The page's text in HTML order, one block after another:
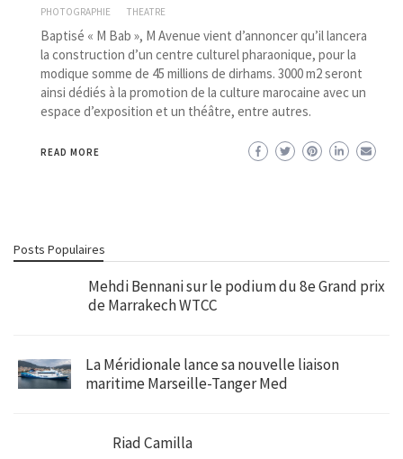
PHOTOGRAPHIE
THEATRE
Baptisé « M Bab », M Avenue vient d’annoncer qu’il lancera
la construction d’un centre culturel pharaonique, pour la
modique somme de 45 millions de dirhams. 3000 m2 seront
ainsi dédiés à la promotion de la culture marocaine avec un
espace d’exposition et un théâtre, entre autres.
READ MORE
Posts Populaires
Mehdi Bennani sur le podium du 8e Grand prix
de Marrakech WTCC
La Méridionale lance sa nouvelle liaison
maritime Marseille-Tanger Med
Riad Camilla